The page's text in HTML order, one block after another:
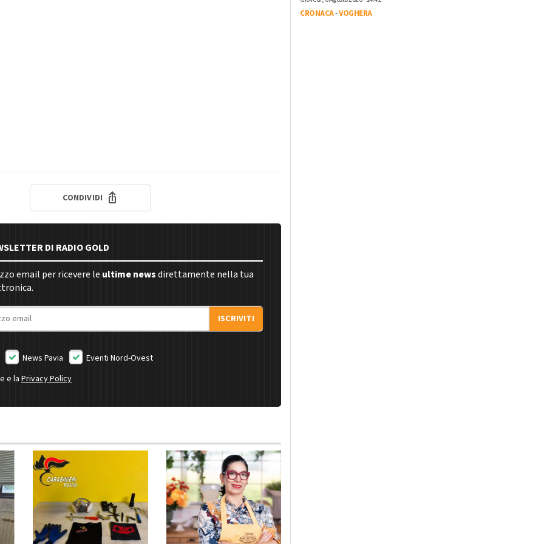
CONDIVIDI
DI RADIO GOLD
email per ricevere le ultime newsdirettamente nella tua
ISCRIVITI
News Pavia
Eventi Nord-Ovest
e la Privacy Policy
CRONACA-VOGHERA